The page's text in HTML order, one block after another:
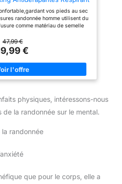
vos pieds au sec
randonnée homme utilisent du
comme matériau de semelle
sur la semelle a une grande
embouteillages. Une semelle
les chocs à chaque pas. De
offre un soutien et un amorti
plein air. L'embout de protection
protection optimale sur les rochers
offrent des performances de
au camping, à l'escalade, au vélo,
47,99 €
€
physiques, intéressons-nous
la randonnée sur le mental.
randonnée
que pour le corps, elle a